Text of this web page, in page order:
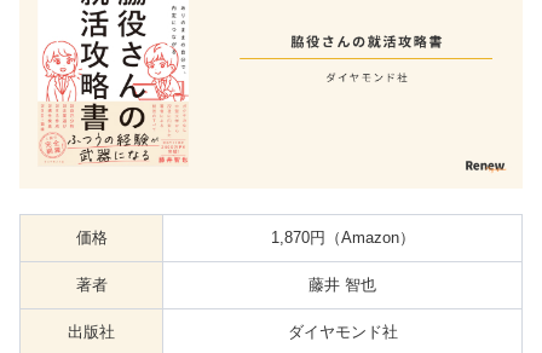
価格 1,870円（Amazon）
著者 藤井 智也
出版社 ダイヤモンド社